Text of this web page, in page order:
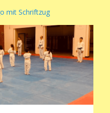
Soltauer Sportclub
02 e.V.